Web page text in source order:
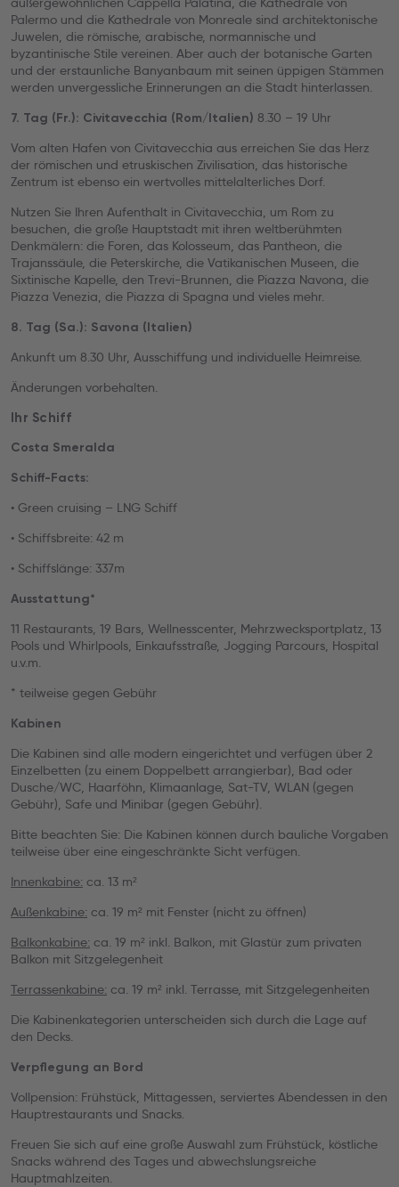
Palermo und die Kathedrale von Monreale sind architektonische
Juwelen, die römische, arabische, normannische und
byzantinische Stile vereinen. Aber auch der botanische Garten
und der erstaunliche Banyanbaum mit seinen üppigen Stämmen
werden unvergessliche Erinnerungen an die Stadt hinterlassen.
7. Tag (Fr.): Civitavecchia (Rom/Italien) 8.30 – 19 Uhr
Vom alten Hafen von Civitavecchia aus erreichen Sie das Herz
der römischen und etruskischen Zivilisation, das historische
Zentrum ist ebenso ein wertvolles mittelalterliches Dorf.
Nutzen Sie Ihren Aufenthalt in Civitavecchia, um Rom zu
besuchen, die große Hauptstadt mit ihren weltberühmten
Denkmälern: die Foren, das Kolosseum, das Pantheon, die
Trajanssäule, die Peterskirche, die Vatikanischen Museen, die
Sixtinische Kapelle, den Trevi-Brunnen, die Piazza Navona, die
Piazza Venezia, die Piazza di Spagna und vieles mehr.
8. Tag (Sa.): Savona (Italien)
Ankunft um 8.30 Uhr, Ausschiffung und individuelle Heimreise.
Änderungen vorbehalten.
Ihr Schiff
Costa Smeralda
Schiff-Facts:
• Green cruising – LNG Schiff
• Schiffsbreite: 42 m
• Schiffslänge: 337m
Ausstattung*
11 Restaurants, 19 Bars, Wellnesscenter, Mehrzwecksportplatz, 13
Pools und Whirlpools, Einkaufsstraße, Jogging Parcours, Hospital
u.v.m.
* teilweise gegen Gebühr
Kabinen
Die Kabinen sind alle modern eingerichtet und verfügen über 2
Einzelbetten (zu einem Doppelbett arrangierbar), Bad oder
Dusche/WC, Haarföhn, Klimaanlage, Sat-TV, WLAN (gegen
Gebühr), Safe und Minibar (gegen Gebühr).
Bitte beachten Sie: Die Kabinen können durch bauliche Vorgaben
teilweise über eine eingeschränkte Sicht verfügen.
Innenkabine: ca. 13 m²
Außenkabine: ca. 19 m² mit Fenster (nicht zu öffnen)
Balkonkabine: ca. 19 m² inkl. Balkon, mit Glastür zum privaten
Balkon mit Sitzgelegenheit
Terrassenkabine: ca. 19 m² inkl. Terrasse, mit Sitzgelegenheiten
Die Kabinenkategorien unterscheiden sich durch die Lage auf
den Decks.
Verpflegung an Bord
Vollpension: Frühstück, Mittagessen, serviertes Abendessen in den
Hauptrestaurants und Snacks.
Freuen Sie sich auf eine große Auswahl zum Frühstück, köstliche
Snacks während des Tages und abwechslungsreiche
Hauptmahlzeiten.